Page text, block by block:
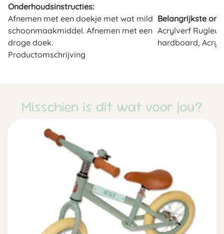
Onderhoudsinstructies:
Afnemen met een doekje met wat mild
schoonmaakmiddel. Afnemen met een
droge doek.
Productomschrijving
Belangrijkste
Acrylverf
hardboard,
Misschien is dit wat voor jou?